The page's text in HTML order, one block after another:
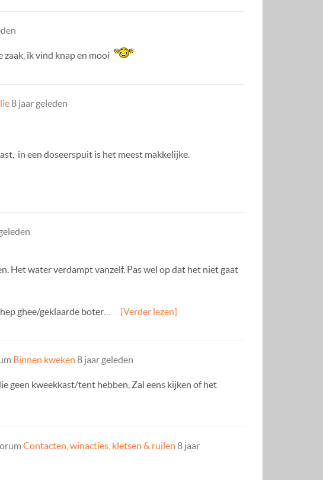
ik vind knap en mooi
8 jaar geleden
in een doseerspuit is het meest makkelijke.
Het water verdampt vanzelf. Pas wel op dat het niet gaat
ghee/geklaarde boter…
[Verder lezen]
Binnen kweken 8 jaar geleden
geen kweekkast/tent hebben. Zal eens kijken of het
Contacten, winacties, kletsen & ruilen 8 jaar